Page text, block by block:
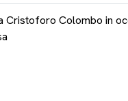
Cristoforo Colombo in